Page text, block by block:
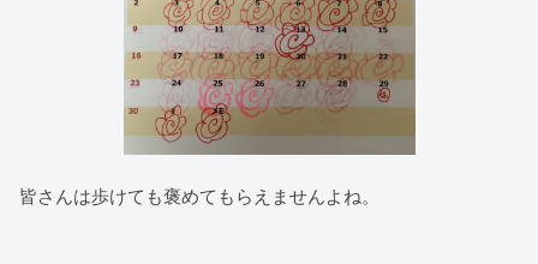
皆さんは歩けても褒めてもらえませんよね。